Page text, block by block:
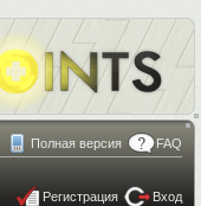
FAQ
Полная версия
Регистрация
Вход